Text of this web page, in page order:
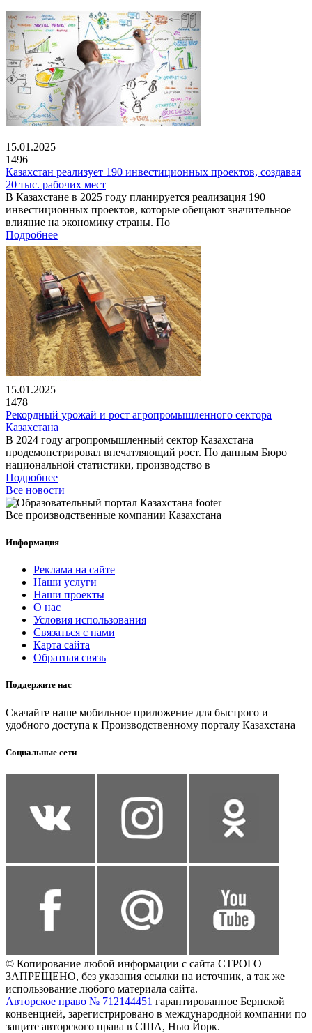
15.01.2025
1496
Казахстан реализует 190 инвестиционных проектов, создавая
20 тыс. рабочих мест
В Казахстане в 2025 году планируется реализация 190
инвестиционных проектов, которые обещают значительное
влияние на экономику страны. По
Подробнее
15.01.2025
1478
Рекордный урожай и рост агропромышленного сектора
Казахстана
В 2024 году агропромышленный сектор Казахстана
продемонстрировал впечатляющий рост. По данным Бюро
национальной статистики, производство в
Подробнее
Все новости
Все производственные компании Казахстана
Информация
Реклама на сайте
Наши услуги
Наши проекты
О нас
Условия использования
Связаться с нами
Карта сайта
Обратная связь
Поддержите нас
Скачайте наше мобильное приложение для быстрого и
удобного доступа к Производственному порталу Казахстана
Социальные сети
© Копирование любой информации с сайта СТРОГО
ЗАПРЕЩЕНО, без указания ссылки на источник, а так же
использование любого материала сайта.
Авторское право № 712144451 гарантированное Бернской
конвенцией, зарегистрировано в международной компании по
защите авторского права в США, Нью Йорк.